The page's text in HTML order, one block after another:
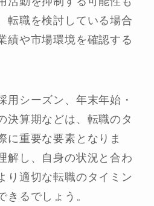
転職を検討している場合
績や市場環境を確認する
用シーズン、年末年始・
決算期などは、転職のタ
に重要な要素となりま
解し、自身の状況と合わ
り適切な転職のタイミン
きるでしょう。